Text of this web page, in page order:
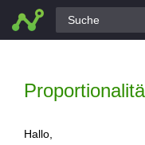
Alle Fragen
Hallo,